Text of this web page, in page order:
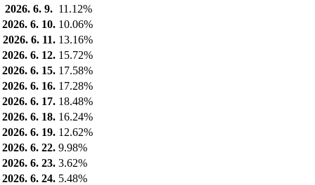
2026. 6. 9. 11.12%
2026. 6. 10. 10.06%
2026. 6. 11. 13.16%
2026. 6. 12. 15.72%
2026. 6. 15. 17.58%
2026. 6. 16. 17.28%
2026. 6. 17. 18.48%
2026. 6. 18. 16.24%
2026. 6. 19. 12.62%
2026. 6. 22. 9.98%
2026. 6. 23. 3.62%
2026. 6. 24. 5.48%